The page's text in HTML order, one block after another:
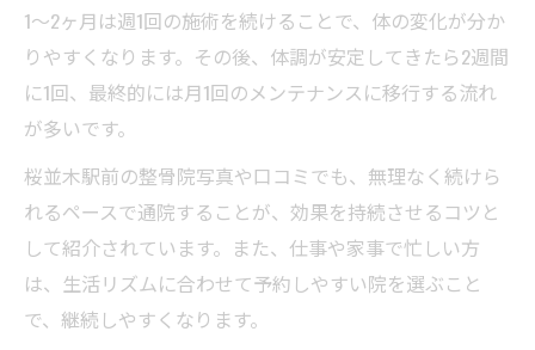
1〜2ヶ月は週1回の施術を続けることで、体の変化が分か
りやすくなります。その後、体調が安定してきたら2週間
に1回、最終的には月1回のメンテナンスに移行する流れ
が多いです。
桜並木駅前の整骨院写真や口コミでも、無理なく続けら
れるペースで通院することが、効果を持続させるコツと
して紹介されています。また、仕事や家事で忙しい方
は、生活リズムに合わせて予約しやすい院を選ぶこと
で、継続しやすくなります。